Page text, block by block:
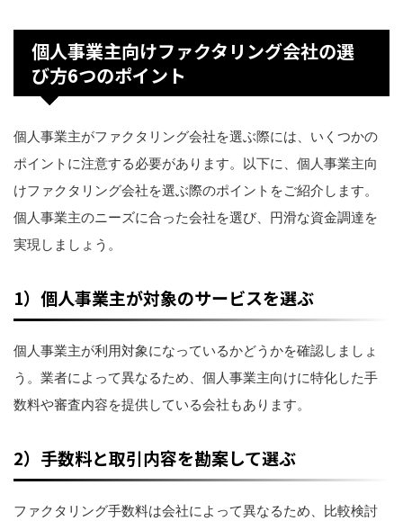
個人事業主向けファクタリング会社の選
び方6つのポイント
個人事業主がファクタリング会社を選ぶ際には、いくつかの
ポイントに注意する必要があります。以下に、個人事業主向
けファクタリング会社を選ぶ際のポイントをご紹介します。
個人事業主のニーズに合った会社を選び、円滑な資金調達を
実現しましょう。
1）個人事業主が対象のサービスを選ぶ
個人事業主が利用対象になっているかどうかを確認しましょ
う。業者によって異なるため、個人事業主向けに特化した手
数料や審査内容を提供している会社もあります。
2）手数料と取引内容を勘案して選ぶ
ファクタリング手数料は会社によって異なるため、比較検討